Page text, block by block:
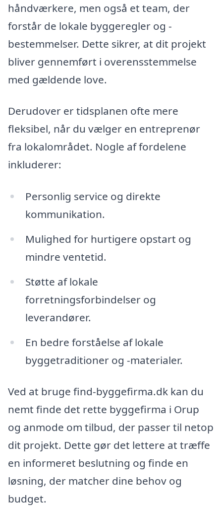
håndværkere, men også et team, der
forstår de lokale byggeregler og -
bestemmelser. Dette sikrer, at dit projekt
bliver gennemført i overensstemmelse
med gældende love.
Derudover er tidsplanen ofte mere
fleksibel, når du vælger en entreprenør
fra lokalområdet. Nogle af fordelene
inkluderer:
Personlig service og direkte
kommunikation.
Mulighed for hurtigere opstart og
mindre ventetid.
Støtte af lokale
forretningsforbindelser og
leverandører.
En bedre forståelse af lokale
byggetraditioner og -materialer.
Ved at bruge find-byggefirma.dk kan du
nemt finde det rette byggefirma i Orup
og anmode om tilbud, der passer til netop
dit projekt. Dette gør det lettere at træffe
en informeret beslutning og finde en
løsning, der matcher dine behov og
budget.